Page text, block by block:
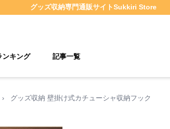
グッズ収納専門通販サイトSukkiri Store
ンキング 記事一覧
› グッズ収納 壁掛け式カチューシャ収納フック